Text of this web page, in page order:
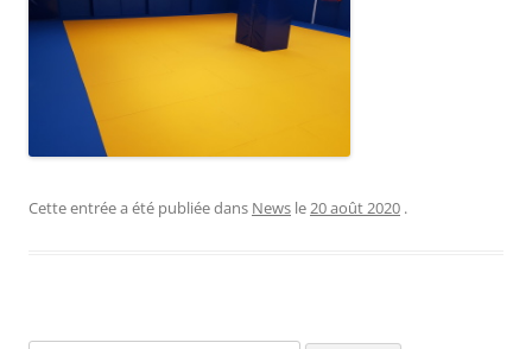
Cette entrée a été publiée dans News le20 août 2020 .